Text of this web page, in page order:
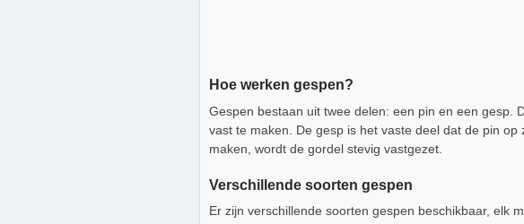
Hoe werken gespen?
Gespen bestaan uit twee delen: een pin en een gesp.
vast te maken. De gesp is het vaste deel dat de pin
maken, wordt de gordel stevig vastgezet.
Verschillende soorten gespen
Er zijn verschillende soorten gespen beschikbaar, elk